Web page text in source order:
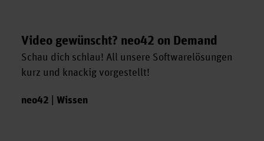
Video gewünscht? neo42 on Demand
Schau dich schlau! All unsere Softwarelösungen
kurz und knackig vorgestellt!
neo42 | Wissen